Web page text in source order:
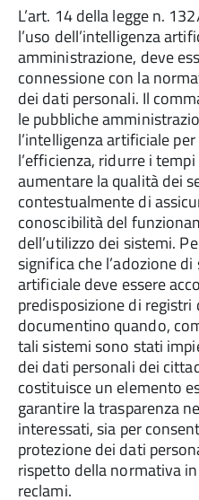
L’art. 14 della legge n.
l’uso dell’intelligenza
amministrazione, deve
connessione con la
dei dati personali. Il
le pubbliche
l’intelligenza artificiale
l’efficienza, ridurre i
aumentare la qualità dei
contestualmente di
conoscibilità del
dell’utilizzo dei sistemi.
significa che l’adozione
artificiale deve essere
predisposizione di
documentino quando,
tali sistemi sono stati
dei dati personali dei
costituisce un elemento
garantire la trasparenza
interessati, sia per
protezione dei dati
rispetto della normativa
reclami.